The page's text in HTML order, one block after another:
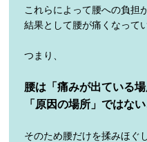
これらによって腰への負担
結果として腰が痛くなって
つまり、
腰は「痛みが出ている
「原因の場所」ではな
そのため腰だけを揉みほぐ